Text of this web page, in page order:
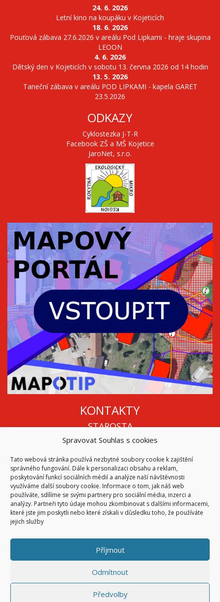
Spravovat Souhlas s cookies
Tato webová stránka používá nezbytné soubory cookie k zajištění
správného fungování. Dále k personalizaci obsahu a reklam,
poskytování funkcí sociálních médií a analýze naší návštěvnosti
využíváme další soubory cookie. Informace o tom, jak náš web
používáte, sdílíme se svými partnery pro sociální média, inzerci a
analýzy. Partneři tyto údaje mohou zkombinovat s dalšími informacemi,
které jste jim poskytli nebo které získali v důsledku toho, že používáte
jejich služby
Příjmout
Odmítnout
Předvolby
24. 6. 2026
Letní kino na koupáku v Kojeticích
18. 6. 2026
Pouťová zábava 27.6.2026 v areálu Pod Lipkami - hraje skupina
LEOON
4. 6. 2026
Dětský den v Kojeticích v sobotu 13. června 2026 od 14 hodin
13. 5. 2026
Taneční zábava v areálu POD LIPKAMI - kapela GARET
23.5.2026
ODKAZY
Cyklostezka J-T-R
Facebook ZŠ a MŠ Kojetice
JaroNet, s.r.o.
KONTAKTY
STAROSTA
Mgr. Roman Vala
info@oukojetice.cz
ÚŘEDNÍ HODINY
Po, St: 15:30 - 16:30
Všechny kontakty | Kde nás najdete
© 2026Obec Kojetice na Moravě
Všechna práva vyhrazena
Code & Design bySymphony Digital